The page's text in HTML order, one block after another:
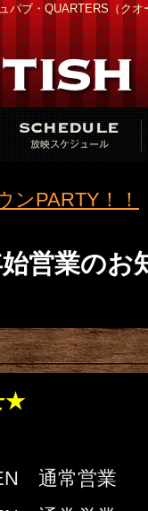
パブ・QUARTERS（クオ
ンPARTY！！
営業のお
★
通常営業